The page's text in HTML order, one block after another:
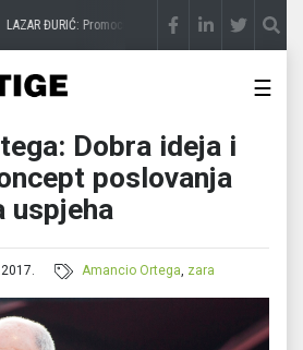
ĐURIĆ: Promocija potencijal pretvara u destinaciju
☰
Dobra ideja i
poslovanja
uspjeha
Amancio Ortega, zara